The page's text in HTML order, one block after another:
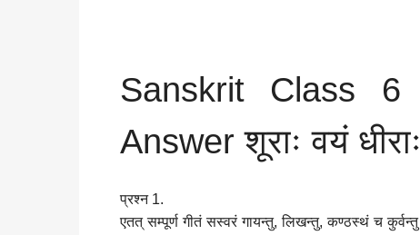
Sanskrit Class 6
Answer शूराः वयं
प्रश्न 1.
एतत् सम्पूर्ण गीतं सस्वरं गायन्तु, लिखन्तु, कण्ठस्थं च